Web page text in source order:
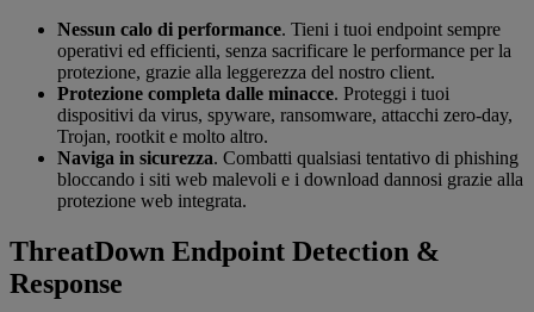
Nessun calo di performance. Tieni i tuoi endpoint sempre
operativi ed efficienti, senza sacrificare le performance per la
protezione, grazie alla leggerezza del nostro client.
Protezione completa dalle minacce. Proteggi i tuoi
dispositivi da virus, spyware, ransomware, attacchi zero-day,
Trojan, rootkit e molto altro.
Naviga in sicurezza. Combatti qualsiasi tentativo di phishing
bloccando i siti web malevoli e i download dannosi grazie alla
protezione web integrata.
ThreatDown Endpoint Detection &
Response